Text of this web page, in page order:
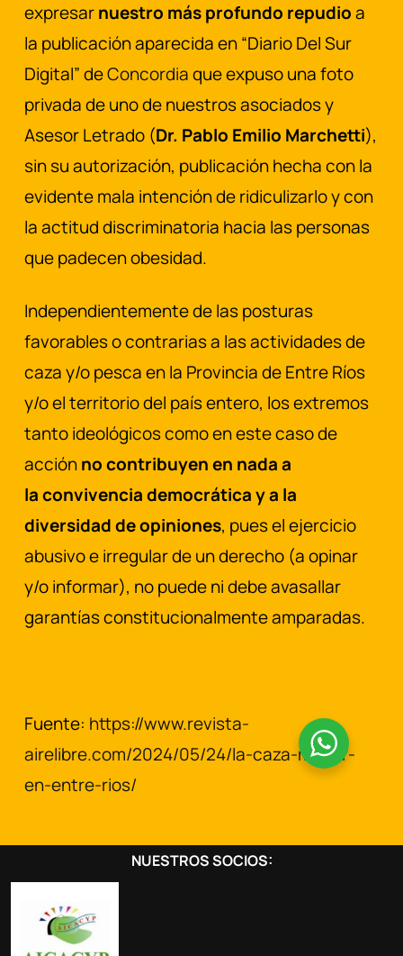
expresarnuestro más profundo repudioa
la publicación aparecida en “Diario Del Sur
Digital” deConcordiaque expuso una foto
privada de uno de nuestros asociados y
Asesor Letrado (Dr. Pablo Emilio Marchetti),
sin su autorización, publicación hecha con la
evidente mala intención de ridiculizarlo y con
la actitud discriminatoria hacia las personas
que padecen obesidad.
Independientemente de las posturas
favorables o contrarias a las actividades de
caza y/o pesca en la Provincia de Entre Ríos
y/o el territorio del país entero, los extremos
tanto ideológicos como en este caso de
acciónno contribuyen en nada a
la convivencia democrática y a la
diversidad de opiniones, pues el ejercicio
abusivo e irregular de un derecho (a opinar
y/o informar), no puede ni debe avasallar
garantías constitucionalmente amparadas.
Fuente: https://www.revista-
airelibre.com/2024/05/24/la-caza-menor-
en-entre-rios/
NUESTROS SOCIOS: